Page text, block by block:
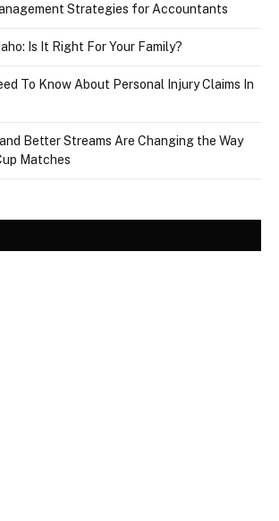
Strategies for Accountants
Is It Right For Your Family?
To Know About Personal Injury Claims In
Better Streams Are Changing the Way
Matches